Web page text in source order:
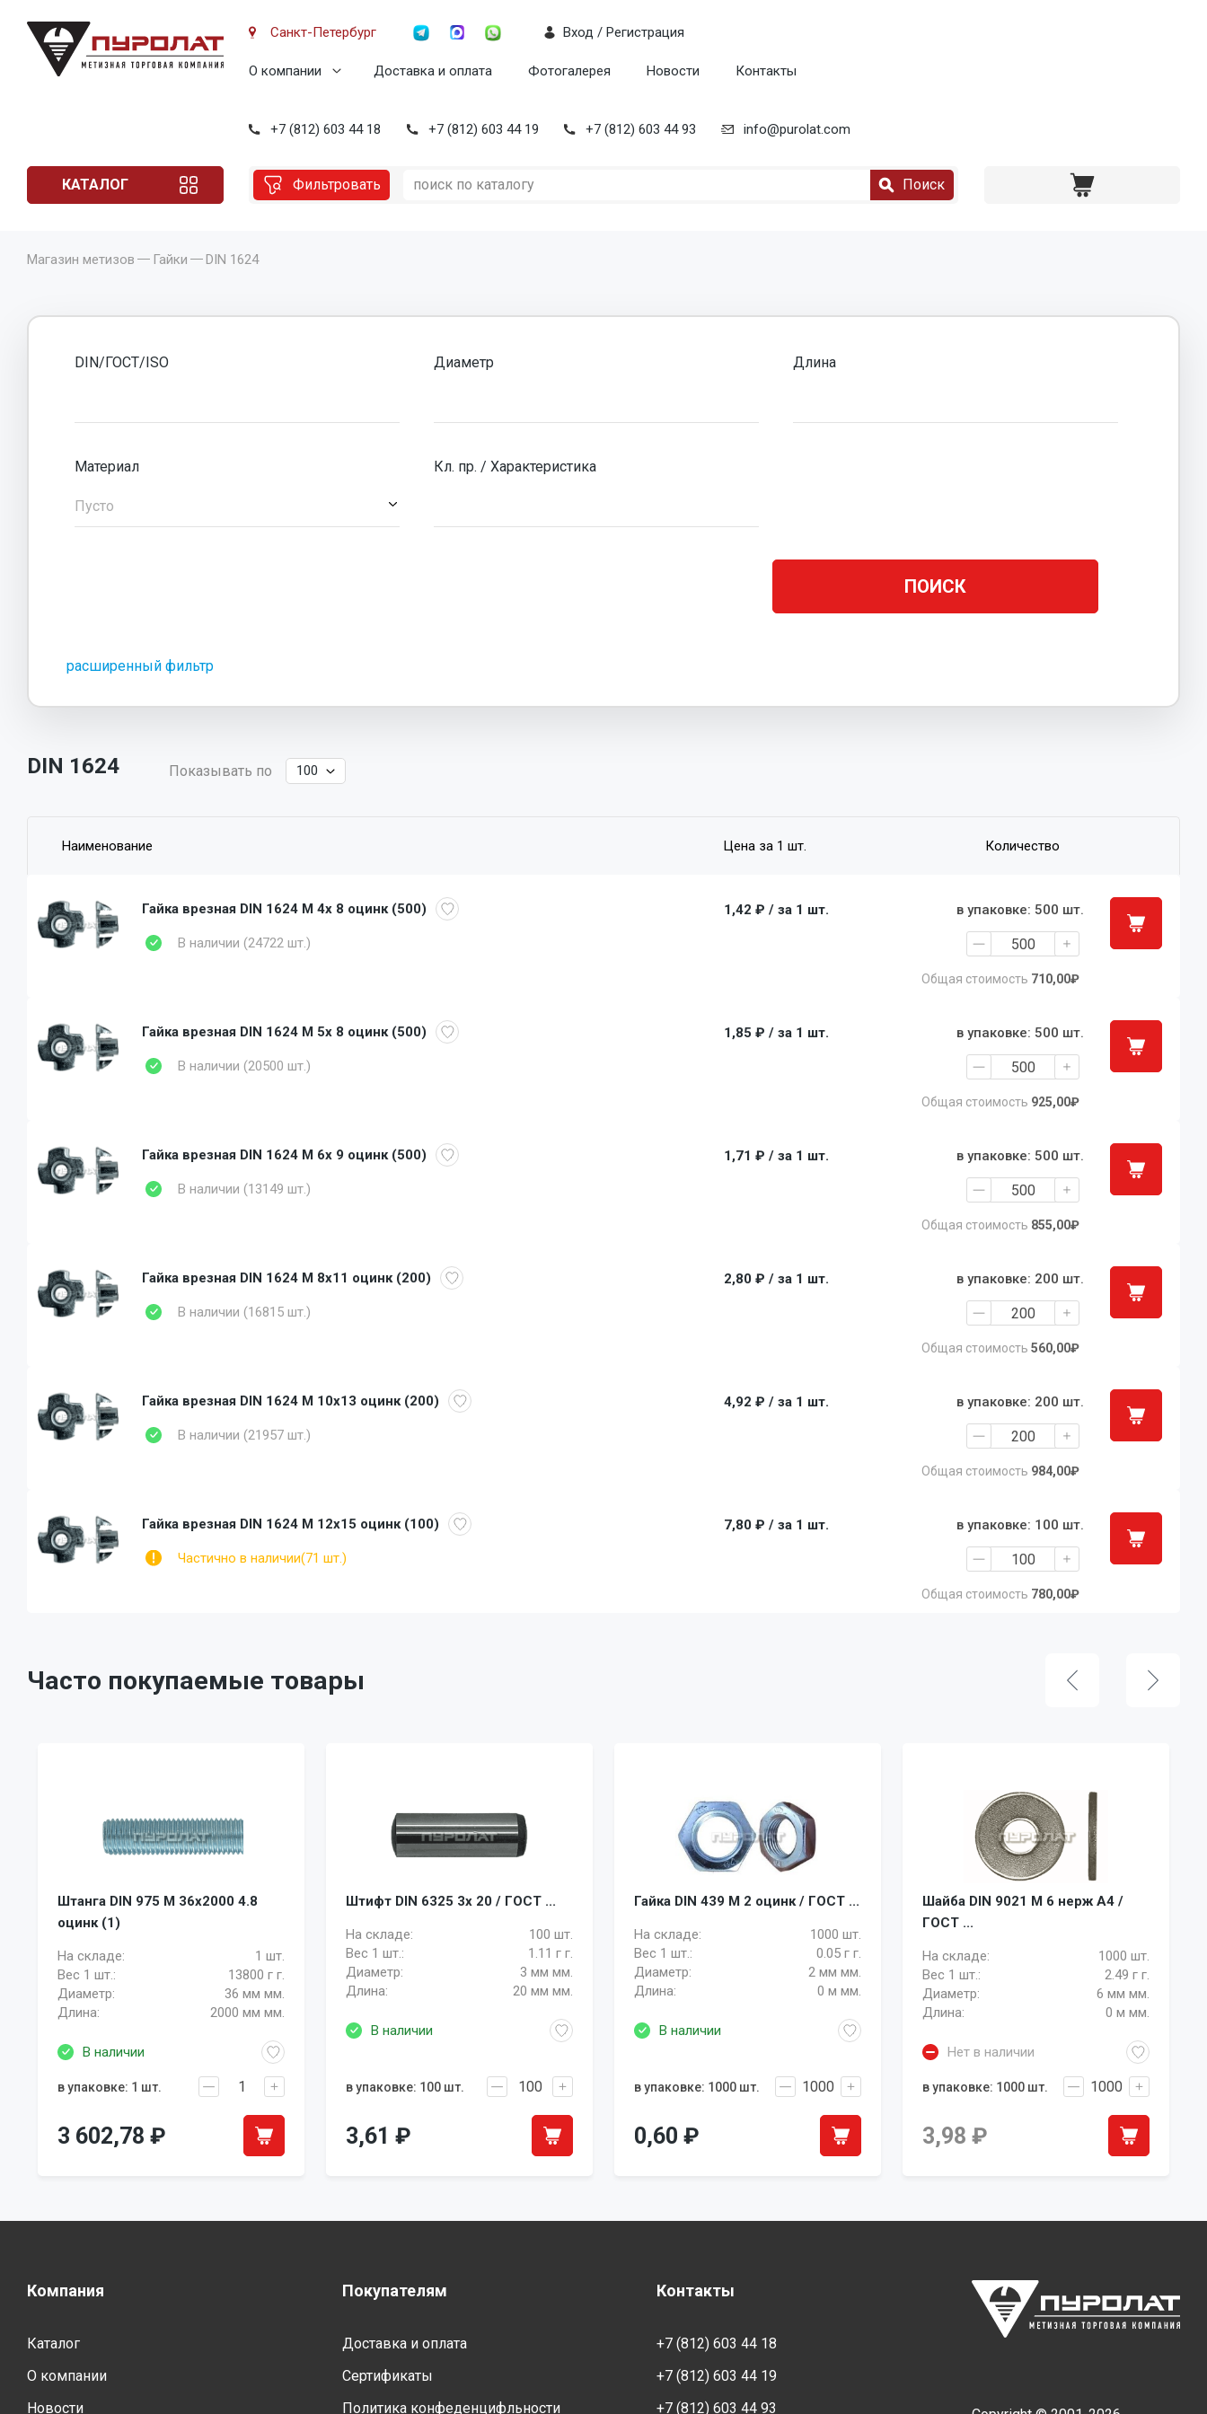
Санкт-Петербург
О компании Доставка и оплата Фотогалерея Новости Контакты
Вход / Регистрация
+7 (812) 603 44 18 +7 (812) 603 44 19 +7 (812) 603 44 93 info@purolat.com
КАТАЛОГ Фильтровать Поиск
Магазин метизов Гайки DIN 1624
DIN/ГОСТ/ISO Диаметр Длина
Материал
Пусто
Кл. пр. / Характеристика
расширенный фильтр
DIN 1624 Показывать по
Наименование Цена за 1 шт. Количество
Гайка врезная DIN 1624 M 4x 8 оцинк (500)
В наличии (24722 шт.)
в упаковке: 500 шт.
Общая стоимость 710,00₽
1,42 ₽ / за 1 шт.
Гайка врезная DIN 1624 M 5x 8 оцинк (500)
В наличии (20500 шт.)
в упаковке: 500 шт.
Общая стоимость 925,00₽
1,85 ₽ / за 1 шт.
Гайка врезная DIN 1624 M 6x 9 оцинк (500)
В наличии (13149 шт.)
в упаковке: 500 шт.
Общая стоимость 855,00₽
1,71 ₽ / за 1 шт.
Гайка врезная DIN 1624 M 8x11 оцинк (200)
В наличии (16815 шт.)
в упаковке: 200 шт.
Общая стоимость 560,00₽
2,80 ₽ / за 1 шт.
Гайка врезная DIN 1624 M 10x13 оцинк (200)
В наличии (21957 шт.)
в упаковке: 200 шт.
Общая стоимость 984,00₽
4,92 ₽ / за 1 шт.
Гайка врезная DIN 1624 M 12x15 оцинк (100)
Частично в наличии(71 шт.)
в упаковке: 100 шт.
Общая стоимость 780,00₽
7,80 ₽ / за 1 шт.
Часто покупаемые товары
Штанга DIN 975 M 36x2000 4.8
оцинк (1)
На складе:
1 шт.
Вес 1 шт.:
13800 г г.
Диаметр:
36 мм мм.
Длина:
2000 мм мм.
В наличии
в упаковке: 1 шт.
3 602,78 ₽
Штифт DIN 6325 3x 20 / ГОСТ ...
На складе:
100 шт.
Вес 1 шт.:
1.11 г г.
Диаметр:
3 мм мм.
Длина:
20 мм мм.
В наличии
в упаковке: 100 шт.
3,61 ₽
Гайка DIN 439 M 2 оцинк / ГОСТ ...
На складе:
1000 шт.
Вес 1 шт.:
0.05 г г.
Диаметр:
2 мм мм.
Длина:
0 м мм.
В наличии
в упаковке: 1000 шт.
0,60 ₽
Шайба DIN 9021 M 6 нерж A4 /
ГОСТ ...
На складе:
1000 шт.
Вес 1 шт.:
2.49 г г.
Диаметр:
6 мм мм.
Длина:
0 м мм.
Нет в наличии
в упаковке: 1000 шт.
3,98 ₽
Компания
Каталог
О компании
Новости
Покупателям
Доставка и оплата
Сертификаты
Политика конфеденцифльности
Контакты
+7 (812) 603 44 18
+7 (812) 603 44 19
+7 (812) 603 44 93